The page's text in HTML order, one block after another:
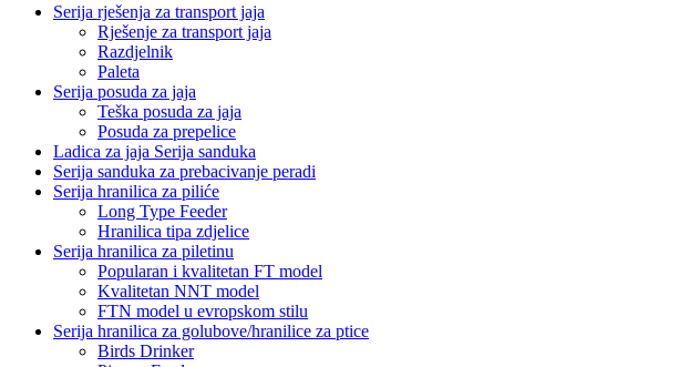
Serija rješenja za transport jaja
Rješenje za transport jaja
Razdjelnik
Paleta
Serija posuda za jaja
Teška posuda za jaja
Posuda za prepelice
Ladica za jaja Serija sanduka
Serija sanduka za prebacivanje peradi
Serija hranilica za piliće
Long Type Feeder
Hranilica tipa zdjelice
Serija hranilica za piletinu
Popularan i kvalitetan FT model
Kvalitetan NNT model
FTN model u evropskom stilu
Serija hranilica za golubove/hranilice za ptice
Birds Drinker